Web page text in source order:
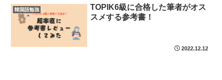
韓国語勉強
TOPIK6級に合格した筆者がオス
スメする参考書！
2022.12.12